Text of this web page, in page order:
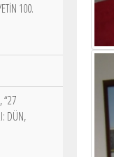
100.
“27
DÜN,